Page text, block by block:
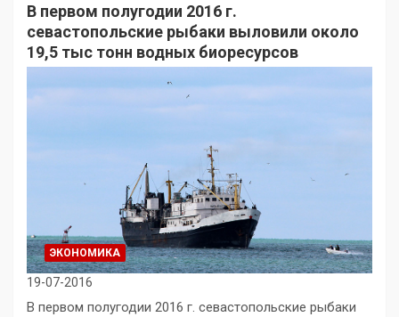
В первом полугодии 2016 г.
севастопольские рыбаки выловили около
19,5 тыс тонн водных биоресурсов
ЭКОНОМИКА
19-07-2016
В первом полугодии 2016 г. севастопольские рыбаки